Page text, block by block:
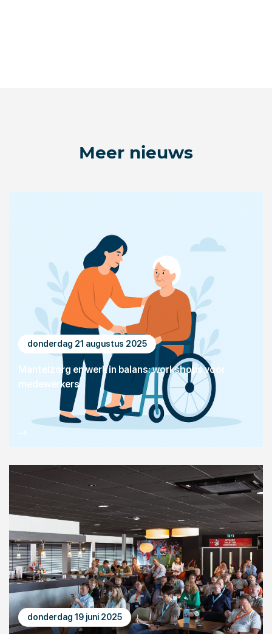
Meer nieuws
donderdag 21 augustus 2025
Mantelzorg en werk in balans: workshops voor
medewerkers
donderdag 19 juni 2025